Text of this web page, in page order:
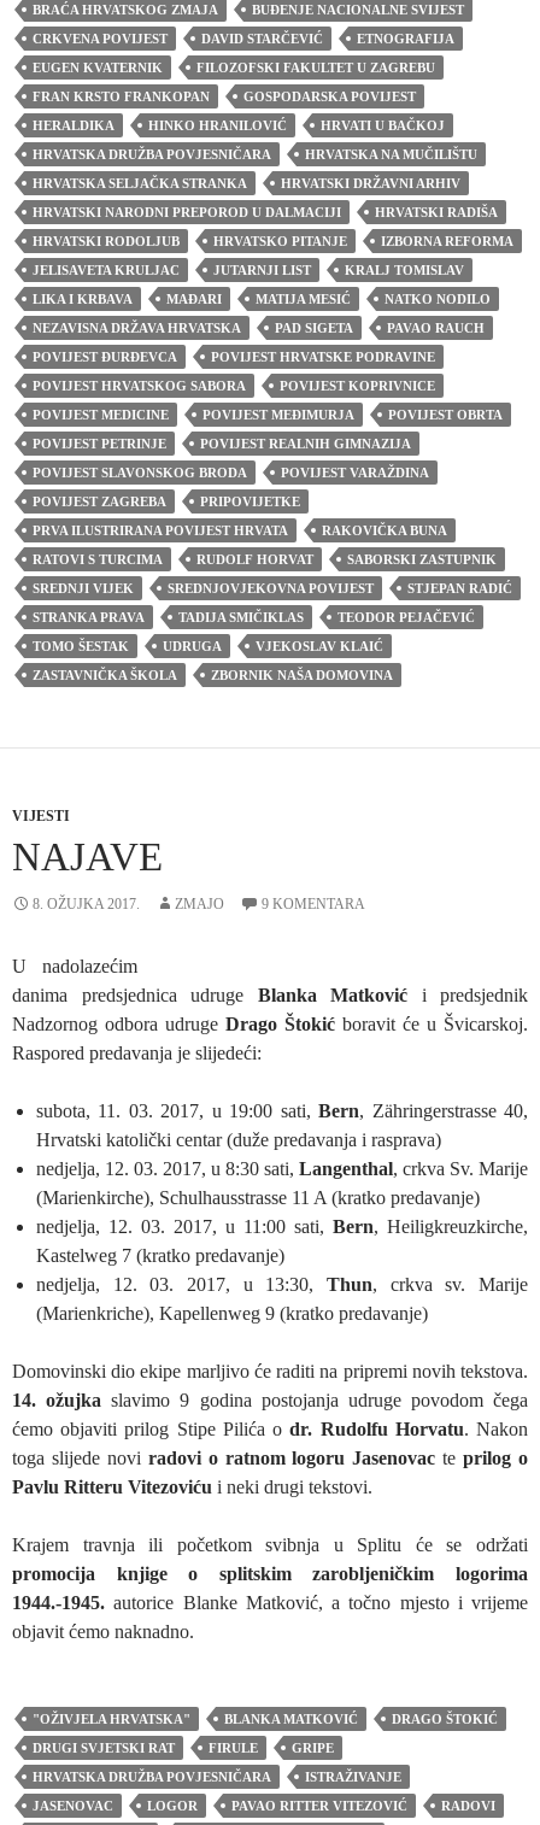
BRAĆA HRVATSKOG ZMAJA
BUĐENJE NACIONALNE SVIJEST
CRKVENA POVIJEST
DAVID STARČEVIĆ
ETNOGRAFIJA
EUGEN KVATERNIK
FILOZOFSKI FAKULTET U ZAGREBU
FRAN KRSTO FRANKOPAN
GOSPODARSKA POVIJEST
HERALDIKA
HINKO HRANILOVIĆ
HRVATI U BAČKOJ
HRVATSKA DRUŽBA POVJESNIČARA
HRVATSKA NA MUČILIŠTU
HRVATSKA SELJAČKA STRANKA
HRVATSKI DRŽAVNI ARHIV
HRVATSKI NARODNI PREPOROD U DALMACIJI
HRVATSKI RADIŠA
HRVATSKI RODOLJUB
HRVATSKO PITANJE
IZBORNA REFORMA
JELISAVETA KRULJAC
JUTARNJI LIST
KRALJ TOMISLAV
LIKA I KRBAVA
MAĐARI MATIJA MESIĆ
NATKO NODILO
NEZAVISNA DRŽAVA HRVATSKA
PAD SIGETA
PAVAO RAUCH
POVIJEST ĐURĐEVCA
POVIJEST HRVATSKE PODRAVINE
POVIJEST HRVATSKOG SABORA
POVIJEST KOPRIVNICE
POVIJEST MEDICINE
POVIJEST MEĐIMURJA
POVIJEST OBRTA
POVIJEST PETRINJE
POVIJEST REALNIH GIMNAZIJA
POVIJEST SLAVONSKOG BRODA
POVIJEST VARAŽDINA
POVIJEST ZAGREBA
PRIPOVIJETKE
PRVA ILUSTRIRANA POVIJEST HRVATA
RAKOVIČKA BUNA
RATOVI S TURCIMA
RUDOLF HORVAT
SABORSKI ZASTUPNIK
SREDNJI VIJEK
SREDNJOVJEKOVNA POVIJEST
STJEPAN RADIĆ
STRANKA PRAVA
TADIJA SMIČIKLAS
TEODOR PEJAČEVIĆ
TOMO ŠESTAK
UDRUGA
VJEKOSLAV KLAIĆ
ZASTAVNIČKA ŠKOLA
ZBORNIK NAŠA DOMOVINA
VIJESTI
NAJAVE
8. OŽUJKA 2017. ZMAJO 9 KOMENTARA
U nadolazećim
danima predsjednica udruge Blanka Matković i predsjednik
Nadzornog odbora udruge Drago Štokić boravit će u Švicarskoj.
Raspored predavanja je slijedeći:
subota, 11. 03. 2017, u 19:00 sati,Bern, Zähringerstrasse 40,
Hrvatski katolički centar (duže predavanja i rasprava)
nedjelja, 12. 03. 2017, u 8:30 sati, Langenthal, crkva Sv. Marije
(Marienkirche), Schulhausstrasse 11 A (kratko predavanje)
nedjelja, 12. 03. 2017, u 11:00 sati, Bern, Heiligkreuzkirche,
Kastelweg 7 (kratko predavanje)
nedjelja, 12. 03. 2017, u 13:30, Thun, crkva sv. Marije
(Marienkriche), Kapellenweg 9 (kratko predavanje)
Domovinski dio ekipe marljivo će raditi na pripremi novih tekstova.
14. ožujka slavimo 9 godina postojanja udruge povodom čega
ćemo objaviti prilog Stipe Pilića odr. Rudolfu Horvatu. Nakon
toga slijede novi radovi o ratnom logoru Jasenovac teprilog o
Pavlu Ritteru Vitezoviću i neki drugi tekstovi.
Krajem travnja ili početkom svibnja u Splitu će se održati
promocija knjige o splitskim zarobljeničkim logorima
1944.-1945. autorice Blanke Matković, a točno mjesto i vrijeme
objavit ćemo naknadno.
"OŽIVJELA HRVATSKA" BLANKA MATKOVIĆ
DRAGO ŠTOKIĆ
DRUGI SVJETSKI RAT
FIRULE
GRIPE
HRVATSKA DRUŽBA POVJESNIČARA
ISTRAŽIVANJE
JASENOVAC
LOGOR PAVAO RITTER VITEZOVIĆ
RADOVI